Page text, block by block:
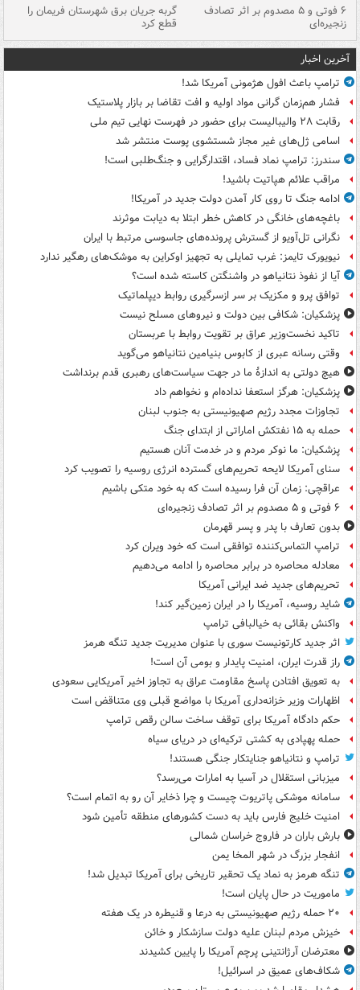
۶ فوتی و ۵ مصدوم بر اثر تصادف
زنجیره‌ای
گربه جریان برق شهرستان فریمان را
قطع کرد
آخرین اخبار
ترامپ باعث افول هژمونی آمریکا شد!
فشار هم‌زمان گرانی مواد اولیه و افت تقاضا بر بازار پلاستیک
رقابت ۲۸ والیبالیست برای حضور در فهرست نهایی تیم ملی
اسامی ژل‌های غیر مجاز شستشوی پوست منتشر شد
سندرز: ترامپ نماد فساد، اقتدارگرایی و جنگ‌طلبی است!
مراقب علائم هپاتیت باشید!
ادامه جنگ تا روی کار آمدن دولت جدید در آمریکا!
باغچه‌های خانگی در کاهش خطر ابتلا به دیابت موثرند
نگرانی تل‌آویو از گسترش پرونده‌های جاسوسی مرتبط با ایران
نیویورک تایمز: غرب تمایلی به تجهیز اوکراین به موشک‌های رهگیر ندارد
آیا از نفوذ نتانیاهو در واشنگتن کاسته شده است؟
توافق پرو و مکزیک بر سر ازسرگیری روابط دیپلماتیک
پزشکیان: شکافی بین دولت و نیروهای مسلح نیست
تاکید نخست‌وزیر عراق بر تقویت روابط با عربستان
وقتی رسانه عبری از کابوس بنیامین نتانیاهو می‌گوید
هیچ دولتی به اندازۀ ما در جهت سیاست‌های رهبری قدم برنداشت
پزشکیان: هرگز استعفا نداده‌ام و نخواهم داد
تجاوزات مجدد رژیم صهیونیستی به جنوب لبنان
حمله به ۱۵ نفتکش‌ اماراتی از ابتدای جنگ
پزشکیان: ما نوکر مردم و در خدمت آنان هستیم
سنای آمریکا لایحه تحریم‌های گسترده انرژی روسیه را تصویب کرد
عراقچی: زمان آن فرا رسیده است که به خود متکی باشیم
۶ فوتی و ۵ مصدوم بر اثر تصادف زنجیره‌ای
بدون تعارف با پدر و پسر قهرمان
ترامپ التماس‌کننده توافقی است که خود ویران کرد
معادله محاصره در برابر محاصره را ادامه می‌دهیم
تحریم‌های جدید ضد ایرانی آمریکا
شاید روسیه، آمریکا را در ایران زمین‌گیر کند!
واکنش بقائی به خیالبافی ترامپ
اثر جدید کارتونیست سوری با عنوان مدیریت جدید تنگه هرمز
راز قدرت ایران، امنیت پایدار و بومی آن است!
به تعویق افتادن پاسخ مقاومت عراق به تجاوز اخیر آمریکایی سعودی
اظهارات وزیر خزانه‌داری آمریکا با مواضع قبلی وی متناقض است
حکم دادگاه آمریکا برای توقف ساخت سالن رقص ترامپ
حمله پهپادی به کشتی ترکیه‌ای در دریای سیاه
ترامپ و نتانیاهو جنایتکار جنگی هستند!
میزبانی استقلال در آسیا به امارات می‌رسد؟
سامانه موشکی پاتریوت چیست و چرا ذخایر آن رو به اتمام است؟
امنیت خلیج فارس باید به دست کشورهای منطقه تأمین شود
بارش باران در فاروج خراسان شمالی
انفجار بزرگ در شهر المخا یمن
تنگه هرمز به نماد یک تحقیر تاریخی برای آمریکا تبدیل شد!
ماموریت در حال پایان است!
۲۰ حمله رژیم صهیونیستی به درعا و قنیطره در یک هفته
خیزش مردم لبنان علیه دولت سازشکار و خائن
معترضان آرژانتینی پرچم آمریکا را پایین کشیدند
شکاف‌های عمیق در اسرائیل!